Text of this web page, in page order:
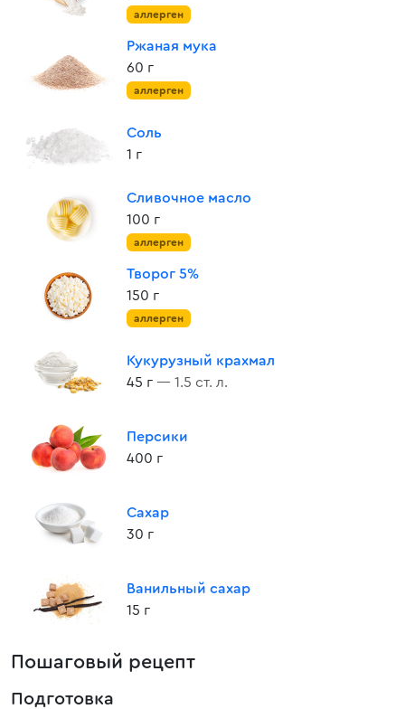
аллерген
Ржаная мука
60 г
аллерген
Соль
1 г
Сливочное масло
100 г
аллерген
Творог 5%
150 г
аллерген
Кукурузный крахмал
45 г — 1.5 ст. л.
Персики
400 г
Сахар
30 г
Ванильный сахар
15 г
Пошаговый рецепт
Подготовка